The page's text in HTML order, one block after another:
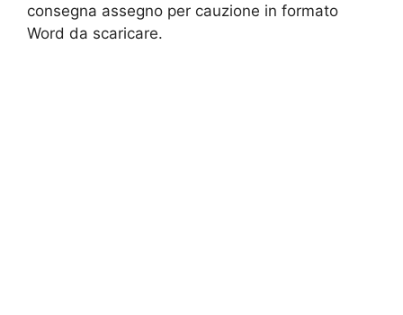
consegna assegno per cauzione in formato
Word da scaricare.